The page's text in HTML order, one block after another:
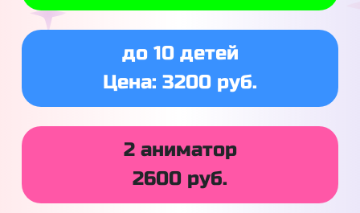
до 10 детей
Цена: 3200 руб.
2 аниматор
2600 руб.